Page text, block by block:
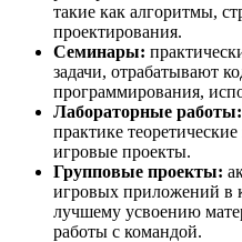
такие как алгоритмы,
проектирования.
Семинары:
задачи, отрабатывают
программирования,
Лабораторные работы:
практике
игровые проекты.
Групповые проекты:
игровых приложений в
лучшему усвоению
работы с командой.